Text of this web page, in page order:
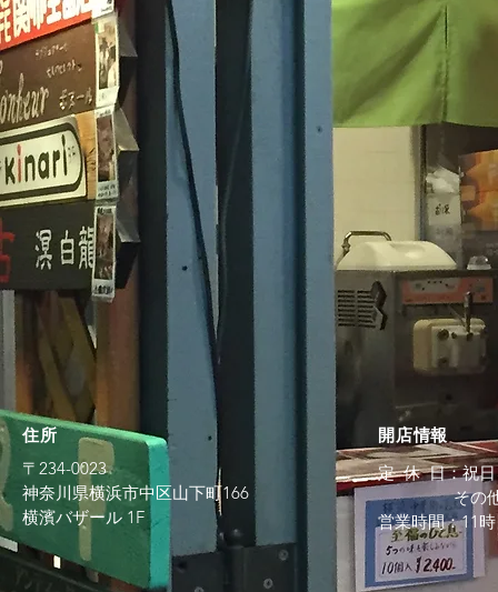
住所
〒234-0023
神奈川県横浜市中区山下町166
横濱バザール 1F
​開店情報
定 休 日：祝日
その他
営業時間：11